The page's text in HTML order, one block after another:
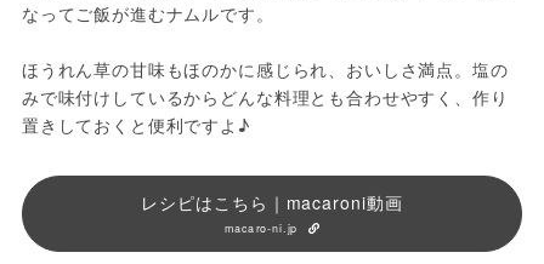
なってご飯が進むナムルです。
ほうれん草の甘味もほのかに感じられ、おいしさ満点。塩の
みで味付けしているからどんな料理とも合わせやすく、作り
置きしておくと便利ですよ♪
レシピはこちら｜macaroni動画
macaro-ni.jp